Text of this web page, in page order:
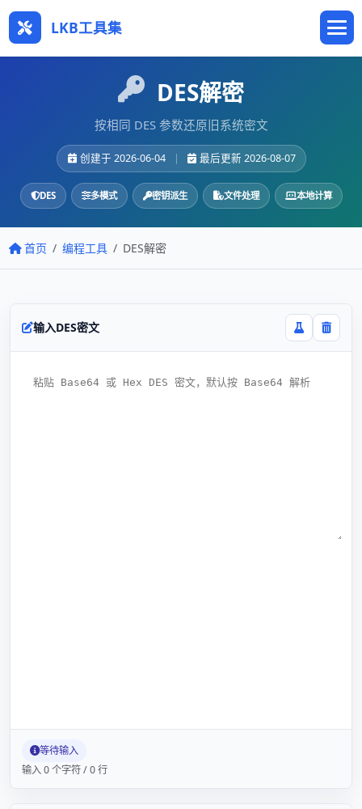
LKB工具集
DES解密
按相同 DES 参数还原旧系统密文
创建于 2026-06-04 | 最后更新 2026-08-07
DES 多模式 密钥派生 文件处理 本地计算
首页 编程工具 DES解密
输入DES密文
等待输入
输入 0 个字符 / 0 行